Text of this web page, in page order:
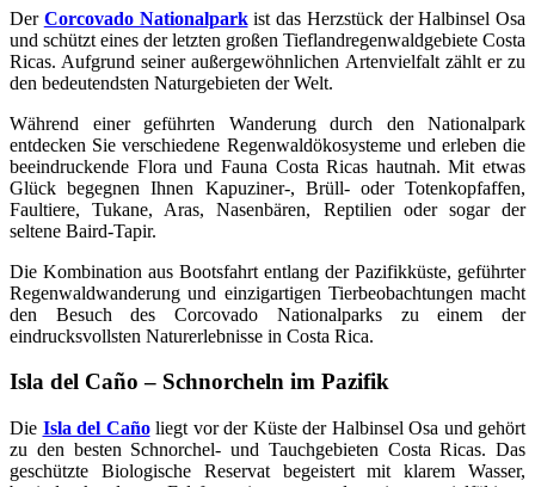
Der Corcovado Nationalparkist das Herzstück der Halbinsel Osa
und schützt eines der letzten großen Tieflandregenwaldgebiete Costa
Ricas. Aufgrund seiner außergewöhnlichen Artenvielfalt zählt er zu
den bedeutendsten Naturgebieten der Welt.
Während einer geführten Wanderung durch den Nationalpark
entdecken Sie verschiedene Regenwaldökosysteme und erleben die
beeindruckende Flora und Fauna Costa Ricas hautnah. Mit etwas
Glück begegnen Ihnen Kapuziner-, Brüll- oder Totenkopfaffen,
Faultiere, Tukane, Aras, Nasenbären, Reptilien oder sogar der
seltene Baird-Tapir.
Die Kombination aus Bootsfahrt entlang der Pazifikküste, geführter
Regenwaldwanderung und einzigartigen Tierbeobachtungen macht
den Besuch des Corcovado Nationalparks zu einem der
eindrucksvollsten Naturerlebnisse in Costa Rica.
Isla del Caño – Schnorcheln im Pazifik
Die Isla del Cañoliegt vor der Küste der Halbinsel Osa und gehört
zu den besten Schnorchel- und Tauchgebieten Costa Ricas. Das
geschützte Biologische Reservat begeistert mit klarem Wasser,